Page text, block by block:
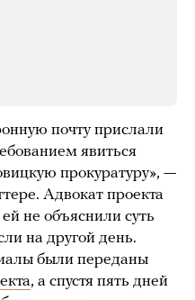
почту прислали
явиться
прокуратуру», —
Адвокат проекта
не объяснили суть
на другой день.
были переданы
, а спустя пять дней